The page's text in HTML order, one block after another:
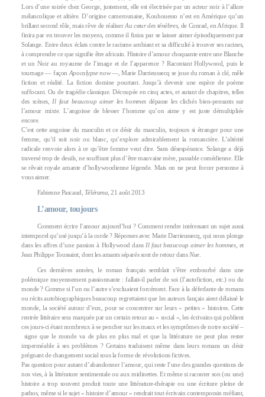
Lors d’une soirée chez George, justement, elle est électrisée par un acteur noir à l’allure
mélancolique et altière. D’origine camerounaise, Kouhouesso n’est en Amérique qu’un
brillant second rôle, mais rêve de réaliserAu cœur des ténèbres, de Conrad, en Afrique. Il
finira par en trouver les moyens, comme il finira par se laisser aimer épisodiquement par
Solange. Entre deux éclats contre le racisme ambiant et sa difficulté à trouver ses racines,
à comprendre ce que signifie être africain. Histoire d’amour choquante entre une Blanche
et un Noir au royaume de l’image et de l’apparence ? Racontant Hollywood, puis le
tournage — façon Apocalypse now—, Marie Darrieussecq se joue du roman à clé, mêle
fiction et réalité. La fiction domine pourtant. Jusqu’à devenir une espèce de poème
suffocant. Ou de tragédie classique. Découpée en cinq actes, et autant de chapitres, telles
des scènes, Il faut beaucoup aimer les hommesdépasse les clichés bien-pensants sur
l’amour mixte. L’angoisse de blesser l’homme qu’on aime y est juste démultipliée
encore.
C’est cette angoisse du masculin et ce désir du masculin, toujours si étranger pour une
femme, qu’il soit noir ou blanc, qu’explore admirablement la romancière. L’altérité
radicale renvoie alors à ce qu’être femme veut dire. Sans désespérance. Solange a déjà
traversé trop de deuils, ne souffrant plus d’être mauvaise mère, passable comédienne. Elle
se rêvait royale amante d’hollywoodienne légende. Mais on ne peut forcer personne à
vous aimer.
Fabienne Pascaud, Télérama , 21 août 2013
L’amour, toujours
Comment écrire l’amour aujourd’hui ? Comment rendre intéressant un sujet aussi
intemporel qu’usé jusqu’à la corde ? Réponses avec Marie Darrieussecq, qui nous plonge
dans les affres d’une passion à Hollywood dans Il faut beaucoup aimer les hommes, et
Jean Philippe Toussaint, dont les amants séparés sont de retour dans Nue.
Ces dernières années, le roman français semblait s’être embourbé dans une
polémique moyennement passionnante : fallait-il parler de soi (l’autofiction, etc.) ou du
monde ? Comme si l’un ou l’autre s’excluaient forcément. Face à la déferlante de romans
ou récits autobiographiques beaucoup regrettaient que les auteurs fançais aient délaissé le
monde, la société autour d’eux, pour se concentrer sur leurs « petites » histoires. Cette
rentrée littéraire sera marquée par un certain retour au « social », les écrivains qui publient
ces jours-ci étant nombreux à se pencher sur les maux et les symptômes de notre société –
signe que le monde va de plus en plus mal et que la littérature ne peut plus rester
imperméable à ses problèmes ? Certains traduisent même dans leurs romans un désir
prégnant de changement social sous la forme de révolutions fictives.
Pas question pour autant d’abandonner l’amour, qui reste l’une des grandes questions de
nos vies, à la littérature sentimentale ou aux midinettes. Et même si raconter son (ou une)
histoire a trop souvent produit toute une littérature-thérapie ou une écriture pleine de
pathos, même si le sujet « histoire d’amour » rendrait tout écrivain contemporain méfiant,